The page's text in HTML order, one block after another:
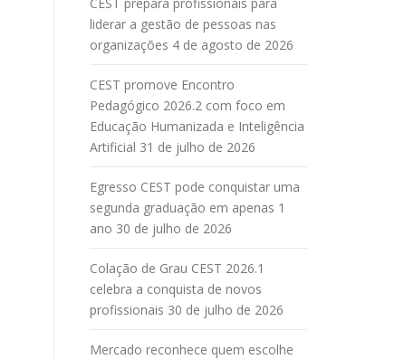
liderar a gestão de pessoas nas
organizações 4 de agosto de 2026
CEST promove Encontro
Pedagógico 2026.2 com foco em
Educação Humanizada e Inteligência
Artificial 31 de julho de 2026
Egresso CEST pode conquistar uma
segunda graduação em apenas 1
ano 30 de julho de 2026
Colação de Grau CEST 2026.1
celebra a conquista de novos
profissionais 30 de julho de 2026
Mercado reconhece quem escolhe